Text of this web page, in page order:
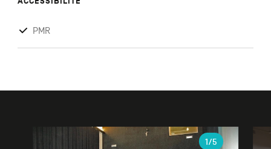
PMR
1/5